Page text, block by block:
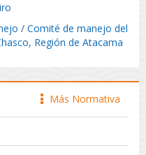
/ Comité de manejo del
Región de Atacama
icono
Más Normativa